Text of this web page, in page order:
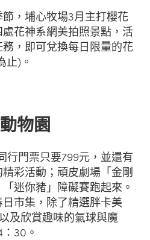
，埔心牧場3月主打櫻花
花神系網美拍照景點，活
，即可兌換每日限量的花
止)。
物園
行門票只要799元，並還有
彩活動；頑皮劇場「金剛
迷你豬」障礙賽跑起來。
市集，除了精選胖卡美
及欣賞趣味的氣球與魔
30。